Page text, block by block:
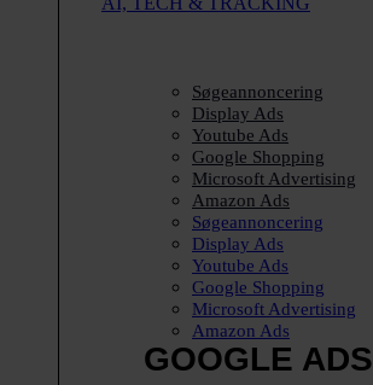
Søgeannoncering
Display Ads
Youtube Ads
Google Shopping
Microsoft Advertising
Amazon Ads
Søgeannoncering
Display Ads
Youtube Ads
Google Shopping
Microsoft Advertising
Amazon Ads
GOOGLE ADS